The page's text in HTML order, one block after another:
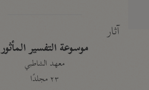
آثار
موسوعة التفسير المأثور
معهد الشاطبي
٢٣ مجلدًا